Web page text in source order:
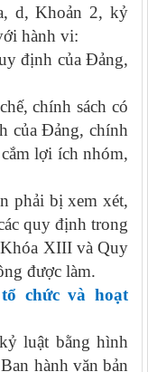
d, Khoản 2, kỷ
hành vi:
định của Đảng,
chính sách có
của Đảng, chính
lợi ích nhóm,
phải bị xem xét,
quy định trong
XIII và Quy
được làm.
chức và hoạt
luật bằng hình
hành văn bản